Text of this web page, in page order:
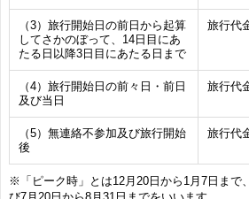
（3）旅行開始日の前日から起算
してさかのぼって、14日目にあ
たる日以降3日目にあたる日まで
旅行代
（4）旅行開始日の前々日・前日
及び当日
旅行代
（5）無連絡不参加及び旅行開始
後
旅行代
※「ピーク時」とは12月20日から1月7日まで